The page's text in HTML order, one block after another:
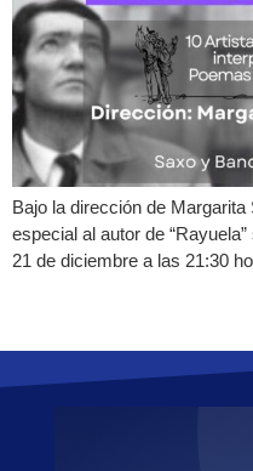
Bajo la dirección de
especial al autor de
21 de diciembre a las 21:30